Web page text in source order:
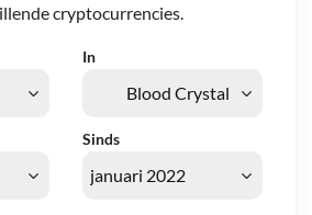
cryptocurrencies.
In
Sinds